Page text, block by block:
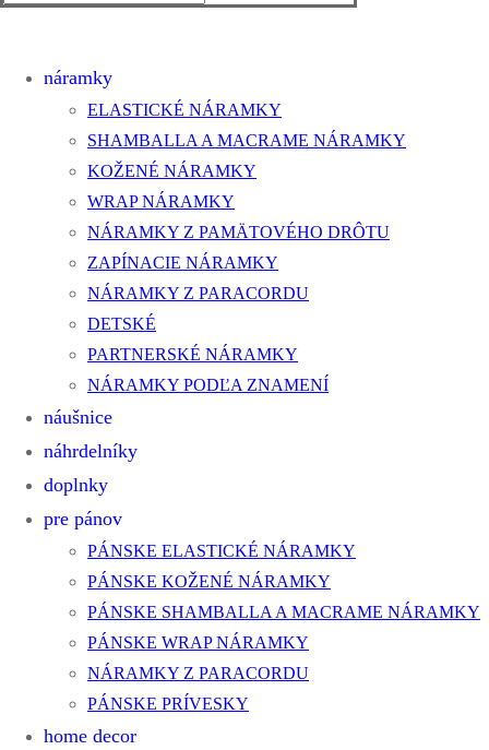
náramky
ELASTICKÉ NÁRAMKY
SHAMBALLA A MACRAME NÁRAMKY
KOŽENÉ NÁRAMKY
WRAP NÁRAMKY
NÁRAMKY Z PAMÄTOVÉHO DRÔTU
ZAPÍNACIE NÁRAMKY
NÁRAMKY Z PARACORDU
DETSKÉ
PARTNERSKÉ NÁRAMKY
NÁRAMKY PODĽA ZNAMENÍ
náušnice
náhrdelníky
doplnky
pre pánov
PÁNSKE ELASTICKÉ NÁRAMKY
PÁNSKE KOŽENÉ NÁRAMKY
PÁNSKE SHAMBALLA A MACRAME NÁRAMKY
PÁNSKE WRAP NÁRAMKY
NÁRAMKY Z PARACORDU
PÁNSKE PRÍVESKY
home decor